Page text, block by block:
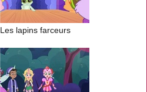
Les lapins farceurs